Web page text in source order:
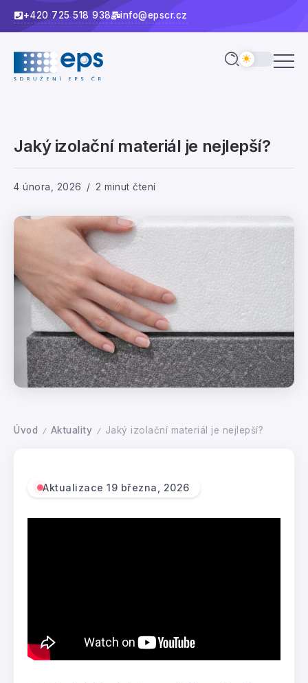
+420 725 518 938 info@epscr.cz
Jaký izolační materiál je nejlepší?
4 února, 2026 2 minut čtení
Úvod / Aktuality / Jaký izolační materiál je nejlepší?
Aktualizace 19 března, 2026